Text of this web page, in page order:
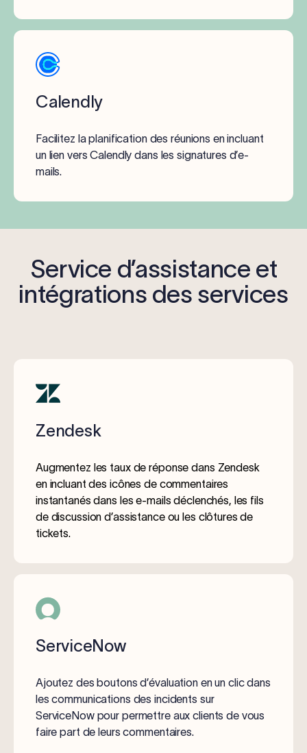
Calendly
Facilitez la planification des réunions en incluant
un lien vers Calendly dans les signatures d’e-
mails.
Service d’assistance et
intégrations des services
Zendesk
Augmentez les taux de réponse dans Zendesk
en incluant des icônes de commentaires
instantanés dans les e-mails déclenchés, les fils
de discussion d’assistance ou les clôtures de
tickets.
ServiceNow
Ajoutez des boutons d’évaluation en un clic dans
les communications des incidents sur
ServiceNow pour permettre aux clients de vous
faire part de leurs commentaires.